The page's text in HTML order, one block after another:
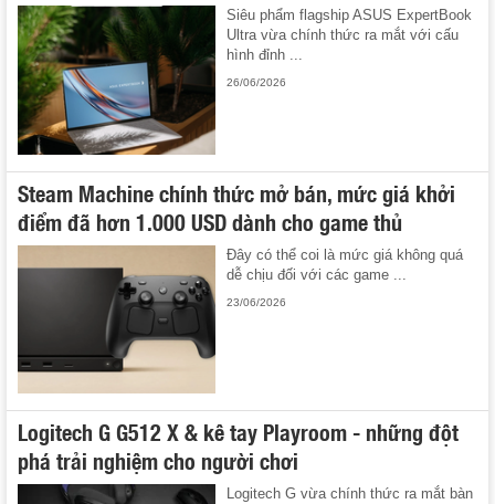
Siêu phẩm flagship ASUS ExpertBook
Ultra vừa chính thức ra mắt với cấu
hình đỉnh ...
26/06/2026
Steam Machine chính thức mở bán, mức giá khởi
điểm đã hơn 1.000 USD dành cho game thủ
Đây có thể coi là mức giá không quá
dễ chịu đối với các game ...
23/06/2026
Logitech G G512 X & kê tay Playroom - những đột
phá trải nghiệm cho người chơi
Logitech G vừa chính thức ra mắt bàn